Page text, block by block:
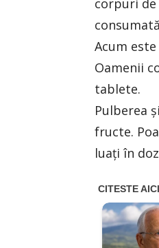
corpuri
Acum
Oamenii
tablete.
Pulberea
fructe.
luați în